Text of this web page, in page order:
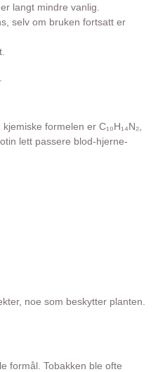
langt mindre vanlig.
selv om bruken fortsatt er
formelen er C₁₀H₁₄N₂,
lett passere blod-hjerne-
noe som beskytter planten.
formål. Tobakken ble ofte